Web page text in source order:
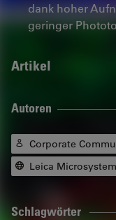
dank hoher
geringer
Artikel
Autoren
Corporate
Leica
Schlagwörter